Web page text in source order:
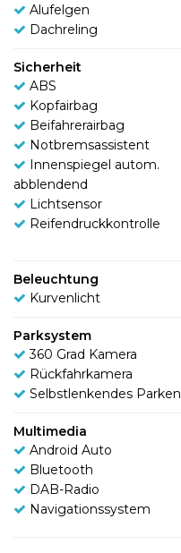
Alufelgen
Dachreling
Sicherheit
ABS
Kopfairbag
Beifahrerairbag
Notbremsassistent
Innenspiegel autom.
abblendend
Lichtsensor
Reifendruckkontrolle
Beleuchtung
Kurvenlicht
Parksystem
360 Grad Kamera
Rückfahrkamera
Selbstlenkendes Parken
Multimedia
Android Auto
Bluetooth
DAB-Radio
Navigationssystem